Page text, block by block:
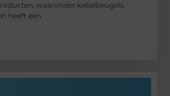
waaronder kabelbeugels,
heeft een